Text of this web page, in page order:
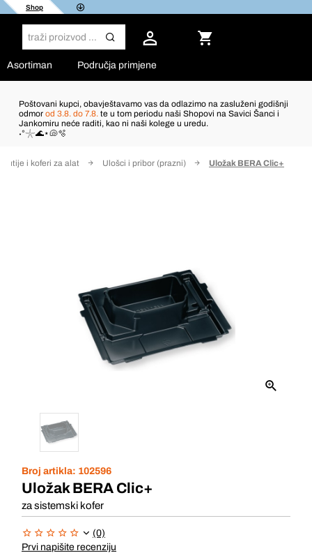
Shop
Asortiman Područja primjene
Poštovani kupci, obavještavamo vas da odlazimo na zasluženi godišnji
odmor od 3.8. do 7.8. te u tom periodu naši Shopovi na Savici Šanci i
Jankomiru neće raditi, kao ni naši kolege u uredu.
˖°𓇼🌊⋆🐚🫧
Kutije i koferi za alat Ulošci i pribor (prazni) Uložak BERA Clic+
Broj artikla: 102596
Uložak BERA Clic+
za sistemski kofer
(0)
Prvi napišite recenziju